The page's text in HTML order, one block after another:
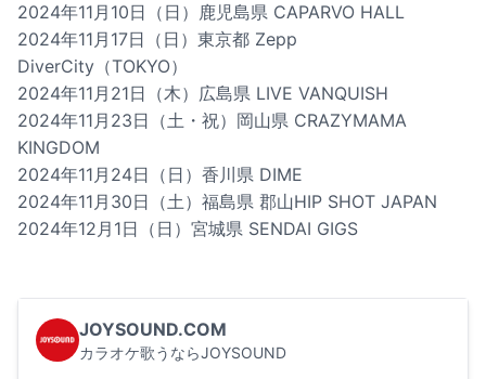
2024年11月10日（日）鹿児島県 CAPARVO HALL
2024年11月17日（日）東京都 Zepp
DiverCity（TOKYO）
2024年11月21日（木）広島県 LIVE VANQUISH
2024年11月23日（土・祝）岡山県 CRAZYMAMA
KINGDOM
2024年11月24日（日）香川県 DIME
2024年11月30日（土）福島県 郡山HIP SHOT JAPAN
2024年12月1日（日）宮城県 SENDAI GIGS
JOYSOUND.COM
カラオケ歌うならJOYSOUND